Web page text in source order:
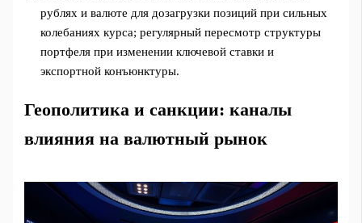
рублях и валюте для дозагрузки позиций при сильных
колебаниях курса; регулярный пересмотр структуры
портфеля при изменении ключевой ставки и
экспортной конъюнктуры.
Геополитика и санкции: каналы
влияния на валютный рынок